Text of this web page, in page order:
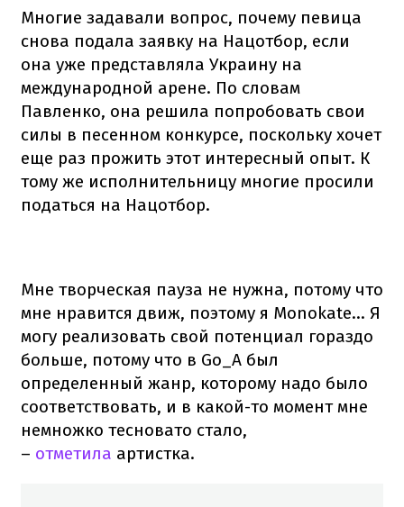
Многие задавали вопрос, почему певица
снова подала заявку на Нацотбор, если
она уже представляла Украину на
международной арене. По словам
Павленко, она решила попробовать свои
силы в песенном конкурсе, поскольку хочет
еще раз прожить этот интересный опыт. К
тому же исполнительницу многие просили
податься на Нацотбор.
Мне творческая пауза не нужна, потому что
мне нравится движ, поэтому я Monokate... Я
могу реализовать свой потенциал гораздо
больше, потому что в Go_A был
определенный жанр, которому надо было
соответствовать, и в какой-то момент мне
немножко тесновато стало,
– отметила артистка.